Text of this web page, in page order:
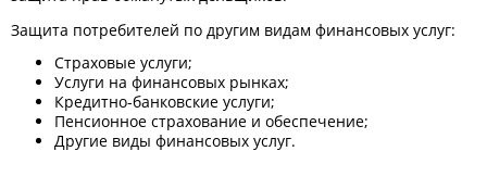
Защита потребителей по другим видам финансовых услуг:
Страховые услуги;
Услуги на финансовых рынках;
Кредитно-банковские услуги;
Пенсионное страхование и обеспечение;
Другие виды финансовых услуг.